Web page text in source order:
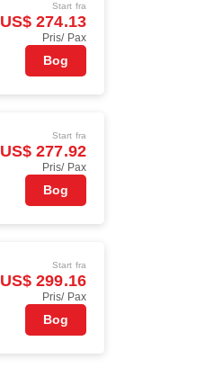
Start fra
US$ 274.13
Pris/ Pax
Bog
Start fra
US$ 277.92
Pris/ Pax
Bog
Start fra
US$ 299.16
Pris/ Pax
Bog